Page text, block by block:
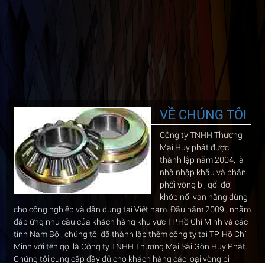
VỀ CHÚNG TÔI
Công ty TNHH Thương
Mại Huy phát được
thành lập năm 2004, là
nhà nhập khẩu và phân
phối vòng bi, gối đỡ,
khớp nối vạn năng dùng
cho công nghiệp và dân dụng tại Việt nam. Đầu năm 2009 , nhằm
đáp ứng nhu cầu của khách hàng khu vực TP.Hồ Chí Minh và các
tỉnh Nam Bộ , chúng tôi đã thành lập thêm công ty tại TP. Hồ Chí
Minh với tên gọi là Công ty TNHH Thương Mại Sài Gòn Huy Phát.
Chúng tôi cung cấp đầy đủ cho khách hàng các loại vòng bi